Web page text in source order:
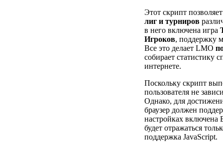
Этот скрипт
лиг и турниров
в него включена игра
Игроков, поддержку
Все это делает LMO
собирает статистику
интернете.
Поскольку скрипт
пользователя не
Однако, для
браузер должен
настройках включена
будет отражаться
поддержка JavaScript.